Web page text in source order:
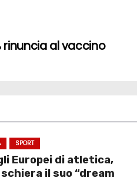
rinuncia al vaccino
SPORT
Europei di atletica,
schiera il suo “dream